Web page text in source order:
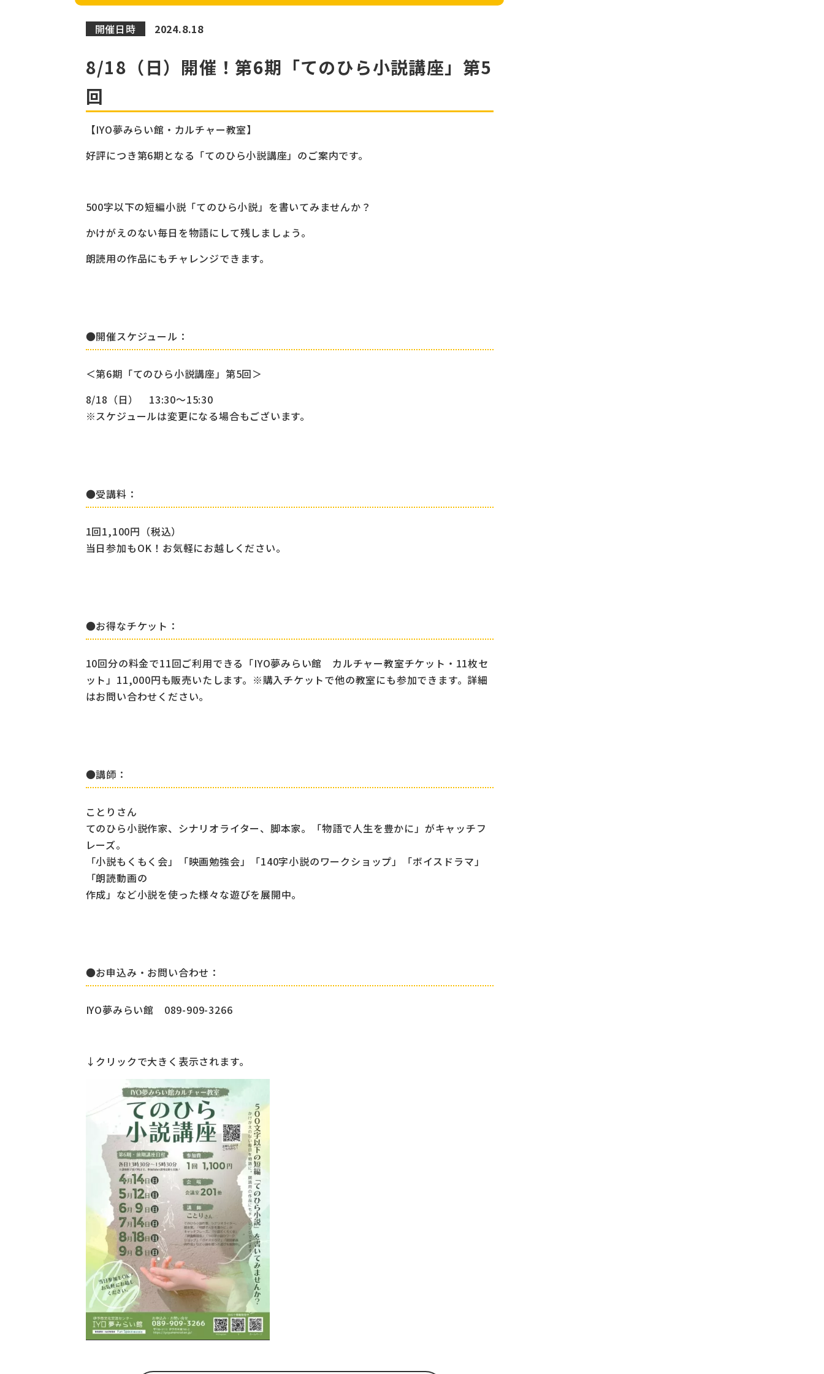
開催日時 2024.8.18
8/18（日）開催！第6期「てのひら小説講座」第5
回
【IYO夢みらい館・カルチャー教室】
好評につき第6期となる「てのひら小説講座」のご案内です。
500字以下の短編小説「てのひら小説」を書いてみませんか？
かけがえのない毎日を物語にして残しましょう。
朗読用の作品にもチャレンジできます。
●開催スケジュール：
＜第6期「てのひら小説講座」第5回＞
8/18（日） 13:30～15:30
※スケジュールは変更になる場合もございます。
●受講料：
1回1,100円（税込）
当日参加もOK！お気軽にお越しください。
●お得なチケット：
10回分の料金で11回ご利用できる「IYO夢みらい館 カルチャー教室チケット・11枚セ
ット」11,000円も販売いたします。※購入チケットで他の教室にも参加できます。詳細
はお問い合わせください。
●講師：
ことりさん
てのひら小説作家、シナリオライター、脚本家。「物語で人生を豊かに」がキャッチフ
レーズ。
「小説もくもく会」「映画勉強会」「140字小説のワークショップ」「ボイスドラマ」
「朗読動画の
作成」など小説を使った様々な遊びを展開中。
●お申込み・お問い合わせ：
IYO夢みらい館 089-909-3266
↓クリックで大きく表示されます。